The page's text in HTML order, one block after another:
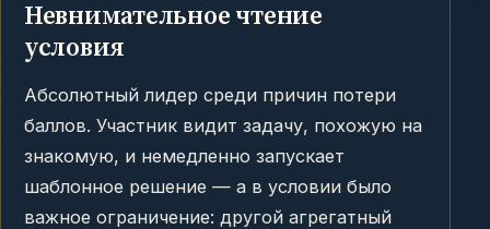
Невнимательное чтение
условия
Абсолютный лидер среди причин потери
баллов. Участник видит задачу, похожую на
знакомую, и немедленно запускает
шаблонное решение — а в условии было
важное ограничение: другой агрегатный